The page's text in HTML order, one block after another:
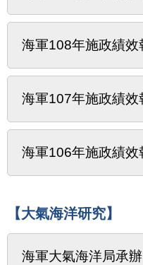
海軍108年施政績效
海軍107年施政績效
海軍106年施政績效
【大氣海洋研究】
海軍大氣海洋局承